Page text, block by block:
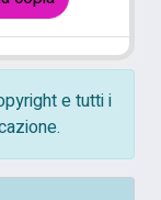
e tutti i